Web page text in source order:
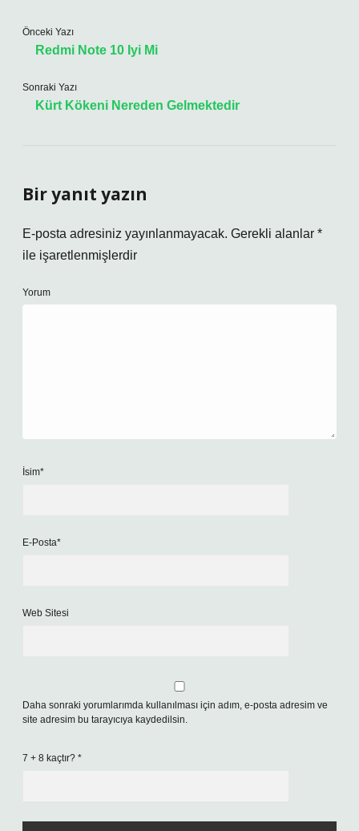
Önceki Yazı
Redmi Note 10 Iyi Mi
Sonraki Yazı
Kürt Kökeni Nereden Gelmektedir
Bir yanıt yazın
E-posta adresiniz yayınlanmayacak. Gerekli alanlar *
ile işaretlenmişlerdir
Yorum
İsim*
E-Posta*
Web Sitesi
Daha sonraki yorumlarımda kullanılması için adım, e-posta adresim ve
site adresim bu tarayıcıya kaydedilsin.
7 + 8 kaçtır? *